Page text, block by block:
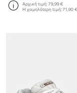
Αρχική τιμή:79,99 €
Η χαμηλότερη τιμή:71,90 €